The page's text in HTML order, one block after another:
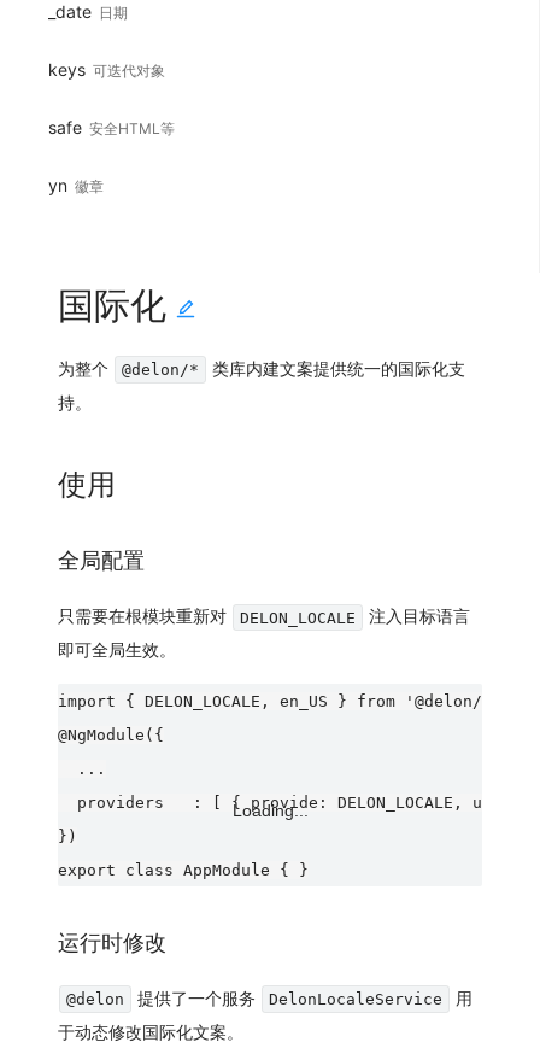
_date 日期
keys 可迭代对象
safe 安全HTML等
yn 徽章
国际化
为整个 @delon/*
类库内建文案提供统一的国际化支
持。
使用
全局配置
只需要在根模块重新对 DELON_LOCALE
注入目标语言
即可全局生效。
import { DELON_LOCALE, en_US } from '@delon/
@NgModule({
  ...
providers   : [ { provide: DELON_LOCALE,
})
运行时修改
@delon 提供了一个服务 DelonLocaleService
用
于动态修改国际化文案。
Loading...